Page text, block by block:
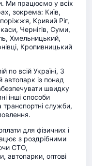
Ми працюємо у всіх
зокрема: Київ,
Кривий Ріг,
Чернігів, Суми,
Хмельницький,
Кропивницький
по всій Україні, 3
автопарк із понад
швидку
інші способи
транспортні служби,
для фізичних і
з роздрібними
СТО,
автопарки, оптові